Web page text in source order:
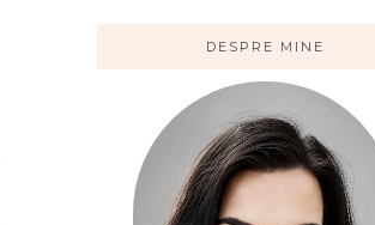
DESPRE MINE